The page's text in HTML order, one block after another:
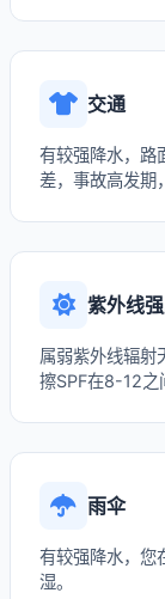
交通
有较强降水，路
差，事故高发期
紫外线
属弱紫外线辐射
擦SPF在8-12之
雨伞
有较强降水，您
湿。